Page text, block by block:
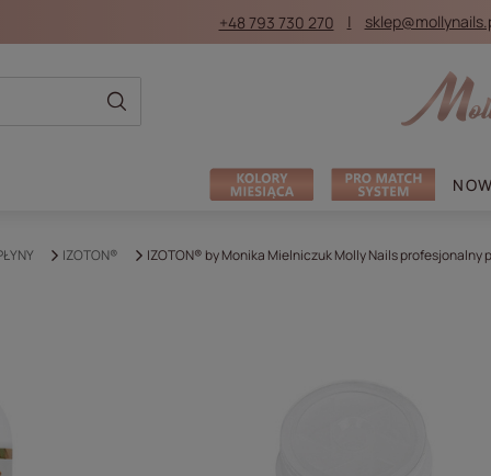
+48 793 730 270
IZOTON® IZOTON® by Monika Mielniczuk Molly Nails